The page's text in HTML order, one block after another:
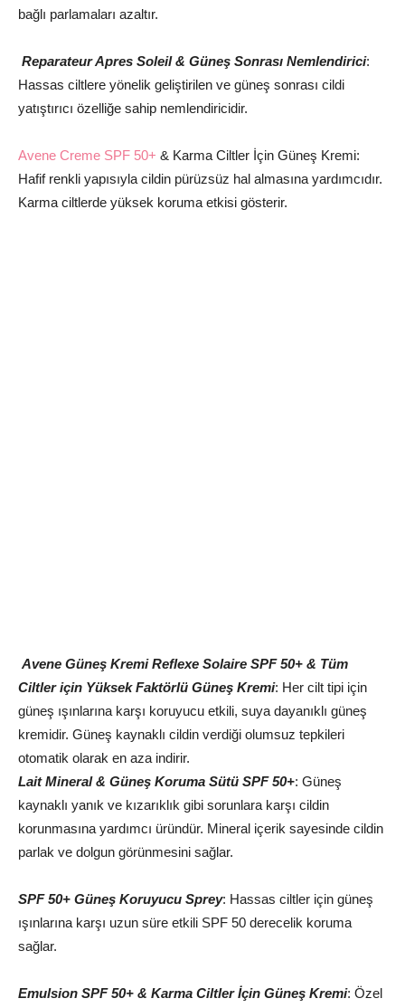
bağlı parlamaları azaltır.
Reparateur Apres Soleil & Güneş Sonrası Nemlendirici:
Hassas ciltlere yönelik geliştirilen ve güneş sonrası cildi
yatıştırıcı özelliğe sahip nemlendiricidir.
Avene Creme SPF 50+ & Karma Ciltler İçin Güneş Kremi:
Hafif renkli yapısıyla cildin pürüzsüz hal almasına yardımcıdır.
Karma ciltlerde yüksek koruma etkisi gösterir.
Avene Güneş Kremi Reflexe Solaire SPF 50+ & Tüm
Ciltler için Yüksek Faktörlü Güneş Kremi: Her cilt tipi için
güneş ışınlarına karşı koruyucu etkili, suya dayanıklı güneş
kremidir. Güneş kaynaklı cildin verdiği olumsuz tepkileri
otomatik olarak en aza indirir.
Lait Mineral & Güneş Koruma Sütü SPF 50+: Güneş
kaynaklı yanık ve kızarıklık gibi sorunlara karşı cildin
korunmasına yardımcı üründür. Mineral içerik sayesinde cildin
parlak ve dolgun görünmesini sağlar.
SPF 50+ Güneş Koruyucu Sprey: Hassas ciltler için güneş
ışınlarına karşı uzun süre etkili SPF 50 derecelik koruma
sağlar.
Emulsion SPF 50+ & Karma Ciltler İçin Güneş Kremi: Özel